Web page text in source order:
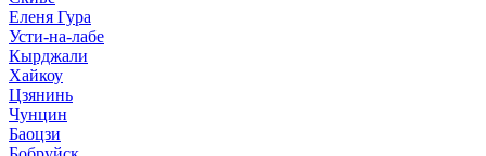
Еленя Гура
Усти-на-лабе
Кырджали
Хайкоу
Цзянинь
Чунцин
Баоцзи